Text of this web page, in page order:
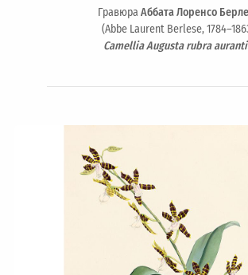
ГравюраАббата Лоренсо
(Abbe Laurent Berlese,
Camellia Augusta rubra